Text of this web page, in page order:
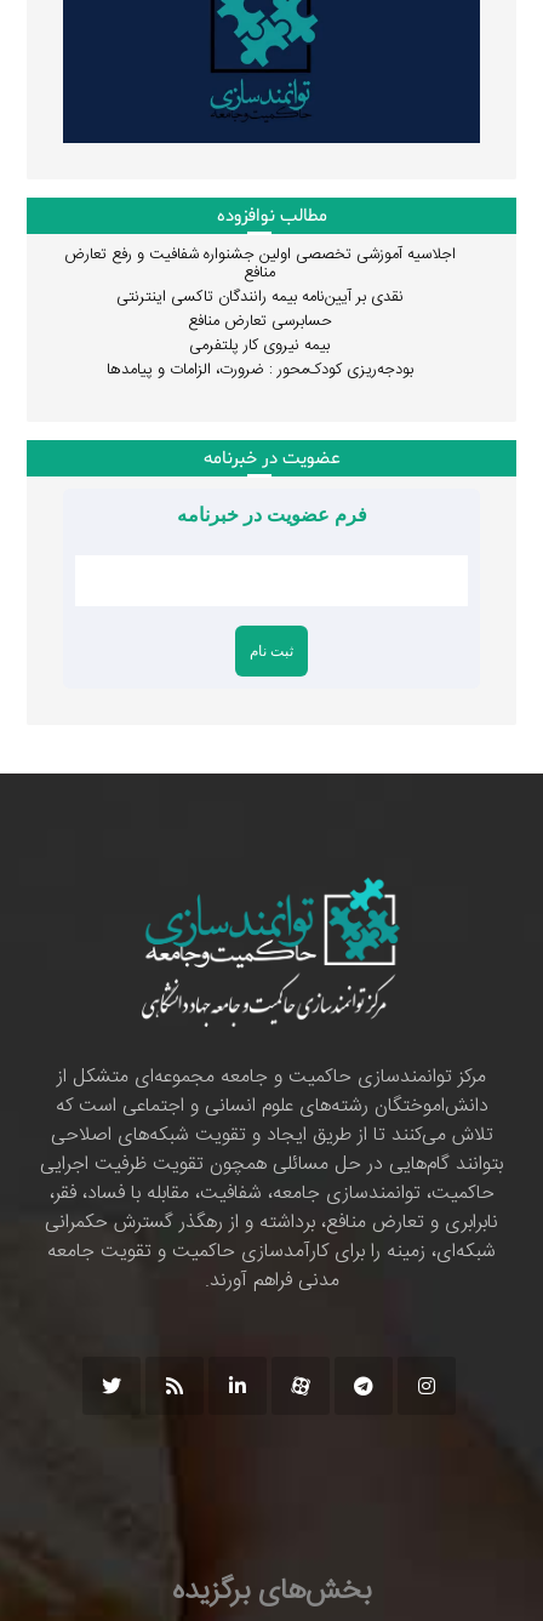
مطالب نوافزوده
اجلاسیه آموزشی تخصصی اولین جشنواره شفافیت و رفع تعارض
منافع
نقدی بر آیین‌نامه بیمه رانندگان تاکسی اینترنتی
حسابرسی تعارض منافع
بیمه نیروی کار پلتفرمی
بودجه‌ریزی کودک‌محور : ضرورت، الزامات و پیامدها
عضویت در خبرنامه
فرم عضویت در خبرنامه
مرکز توانمندسازی حاکمیت و جامعه مجموعه‌ای متشکل از
دانش‌اموختگان رشته‌های علوم انسانی و اجتماعی است که
تلاش می‌کنند تا از طریق ایجاد و تقویت شبکه‌های اصلاحی
بتوانند گام‌هایی در حل مسائلی همچون تقویت ظرفیت اجرایی
حاکمیت، توانمندسازی جامعه، شفافیت، مقابله با فساد، فقر،
نابرابری و تعارض منافع، برداشته و از رهگذر گسترش حکمرانی
شبکه‌ای، زمینه را برای کارآمدسازی حاکمیت و تقویت جامعه
مدنی فراهم آورند.
بخش‌های برگزیده